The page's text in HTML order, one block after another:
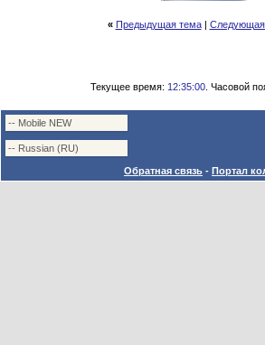
« Предыдущая тема|
Текущее время: 12:35:00. Часовой
Обратная связь - Портал